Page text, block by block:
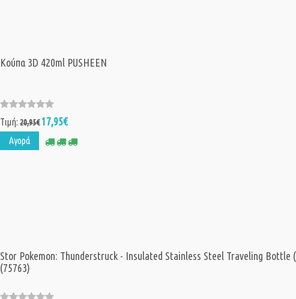
Κούπα 3D 420ml PUSHEEN
Τιμή:20,95€17,95€
Αγορά
Stor Pokemon: Thunderstruck - Insulated Stainless Steel Traveling Bottle
(75763)